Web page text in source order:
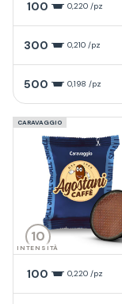
100 0,220 /pz
300 0,210 /pz
500 0,198 /pz
CARAVAGGIO
10
INTENSITÀ
100 0,220 /pz